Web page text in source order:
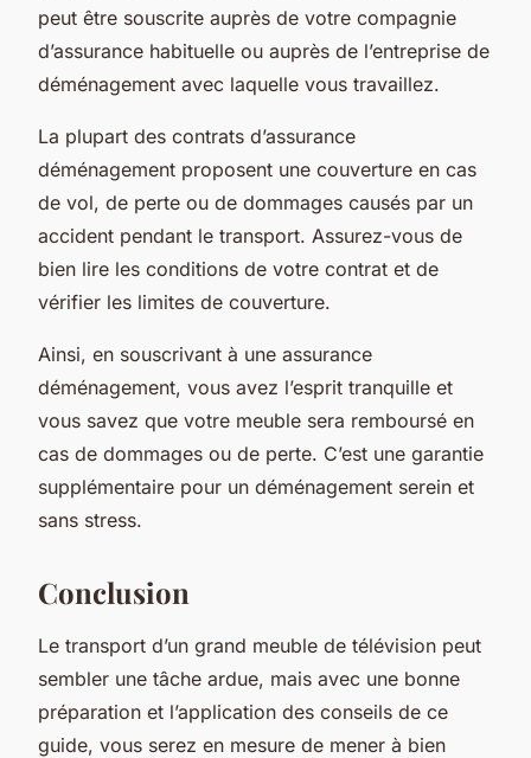
peut être souscrite auprès de votre compagnie
d’assurance habituelle ou auprès de l’entreprise de
déménagement avec laquelle vous travaillez.
La plupart des contrats d’assurance
déménagement proposent une couverture en cas
de vol, de perte ou de dommages causés par un
accident pendant le transport. Assurez-vous de
bien lire les conditions de votre contrat et de
vérifier les limites de couverture.
Ainsi, en souscrivant à une assurance
déménagement, vous avez l’esprit tranquille et
vous savez que votre meuble sera remboursé en
cas de dommages ou de perte. C’est une garantie
supplémentaire pour un déménagement serein et
sans stress.
Conclusion
Le transport d’un grand meuble de télévision peut
sembler une tâche ardue, mais avec une bonne
préparation et l’application des conseils de ce
guide, vous serez en mesure de mener à bien